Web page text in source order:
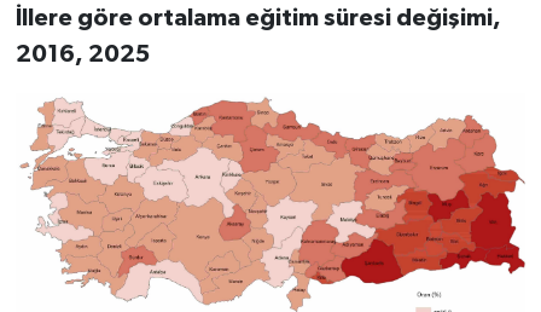
İllere göre ortalama eğitim süresi değişimi,
2016, 2025